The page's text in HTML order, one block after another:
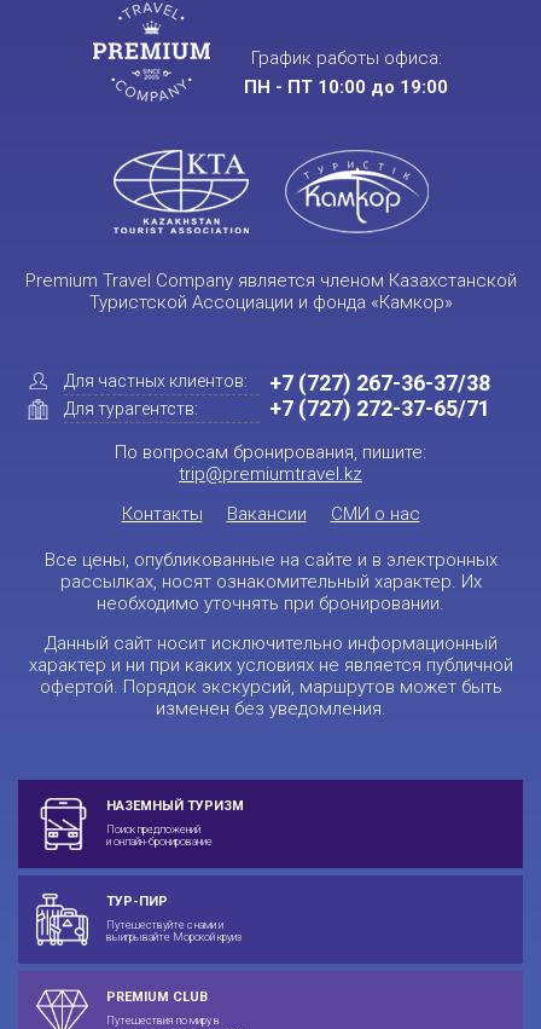
График работы офиса:
ПН - ПТ 10:00 до 19:00
Premium Travel Company является членом Казахстанской
Туристской Ассоциации и фонда «Камкор»
Для частных клиентов:
Для турагентств:
+7 (727) 267-36-37/38
+7 (727) 272-37-65/71
По вопросам бронирования, пишите:
trip@premiumtravel.kz
Контакты
Вакансии СМИ о нас
Все цены, опубликованные на сайте и в электронных
рассылках, носят ознакомительный характер. Их
необходимо уточнять при бронировании.
Данный сайт носит исключительно информационный
характер и ни при каких условиях не является публичной
офертой. Порядок экскурсий, маршрутов может быть
изменен без уведомления.
НАЗЕМНЫЙ ТУРИЗМ
Поиск предложений
и онлайн-бронирование
ТУР-ПИР
Путешествуйте с нами и
выигрывайте Морской круиз
PREMIUM CLUB
Путешествия по миру в